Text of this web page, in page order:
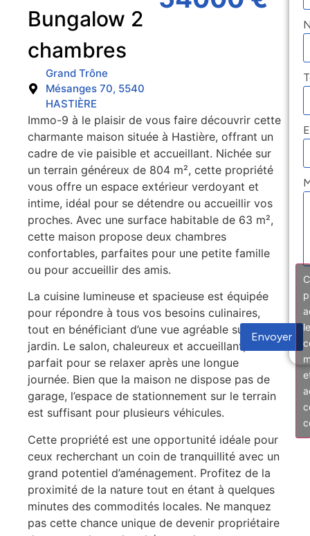
Bungalow 2
chambres
Grand Trône
Mésanges 70, 5540
HASTIÈRE
Immo-9 à le plaisir de vous faire découvrir cette
charmante maison située à Hastière, offrant un
cadre de vie paisible et accueillant. Nichée sur
un terrain généreux de 804 m², cette propriété
vous offre un espace extérieur verdoyant et
intime, idéal pour se détendre ou accueillir vos
proches. Avec une surface habitable de 63 m²,
cette maison propose deux chambres
confortables, parfaites pour une petite famille
ou pour accueillir des amis.
La cuisine lumineuse et spacieuse est équipée
pour répondre à tous vos besoins culinaires,
tout en bénéficiant d’une vue agréable sur le
jardin. Le salon, chaleureux et accueillant, est
parfait pour se relaxer après une longue
journée. Bien que la maison ne dispose pas de
garage, l’espace de stationnement sur le terrain
est suffisant pour plusieurs véhicules.
Cette propriété est une opportunité idéale pour
ceux recherchant un coin de tranquillité avec un
grand potentiel d’aménagement. Profitez de la
proximité de la nature tout en étant à quelques
minutes des commodités locales. Ne manquez
pas cette chance unique de devenir propriétaire
Envoyer